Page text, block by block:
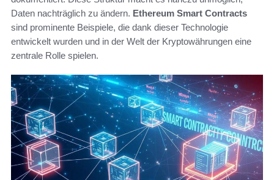
Daten nachträglich zu ändern. Ethereum Smart Contracts
sind prominente Beispiele, die dank dieser Technologie
entwickelt wurden und in der Welt der Kryptowährungen eine
zentrale Rolle spielen.